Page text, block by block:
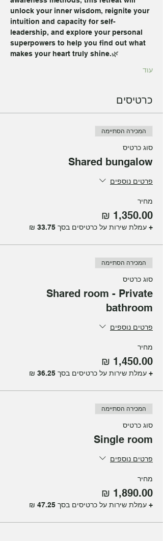
unlock your inner wisdom, reignite your
intuition and capacity for self-
leadership, and explore your personal
superpowers to help you find out what
makes your heart truly shine.🌿
עוד
כרטיסים
המכירה הסתיימה
סוג כרטיס
Shared bungalow
פרטים נוספים
מחיר
+ עמלת שירות על כרטיסים בסך ‏33.75 ‏₪
המכירה הסתיימה
סוג כרטיס
Shared room - Private
bathroom
פרטים נוספים
מחיר
+ עמלת שירות על כרטיסים בסך ‏36.25 ‏₪
המכירה הסתיימה
סוג כרטיס
Single room
פרטים נוספים
מחיר
+ עמלת שירות על כרטיסים בסך ‏47.25 ‏₪